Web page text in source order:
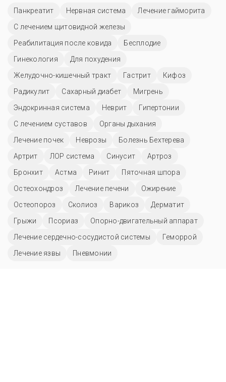
Панкреатит Нервная система
Лечение гайморита
С лечением щитовидной железы
Реабилитация после ковида
Бесплодие
Гинекология
Для похудения
Желудочно-кишечный тракт
Гастрит
Кифоз
Радикулит
Сахарный диабет
Мигрень
Эндокринная система
Неврит
Гипертонии
С лечением суставов
Органы дыхания
Лечение почек
Неврозы
Болезнь Бехтерева
Артрит
ЛОР система Синусит
Артроз
Бронхит
Астма Ринит
Пяточная шпора
Остеохондроз
Лечение печени
Ожирение
Остеопороз
Сколиоз Варикоз
Дерматит
Грыжи
Псориаз
Опорно-двигательный аппарат
Лечение сердечно-сосудистой системы
Геморрой
Лечение язвы
Пневмонии